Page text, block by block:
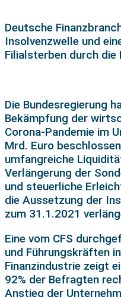
Deutsche
Insolvenzwelle und
Filialsterben durch die
Die Bundesregierung
Bekämpfung der
Corona-Pandemie im
Mrd. Euro
umfangreiche
Verlängerung der
und steuerliche
die Aussetzung der
zum 31.1.2021
Eine vom CFS
und Führungskräften
Finanzindustrie zeigt
92% der Befragten
Anstieg der